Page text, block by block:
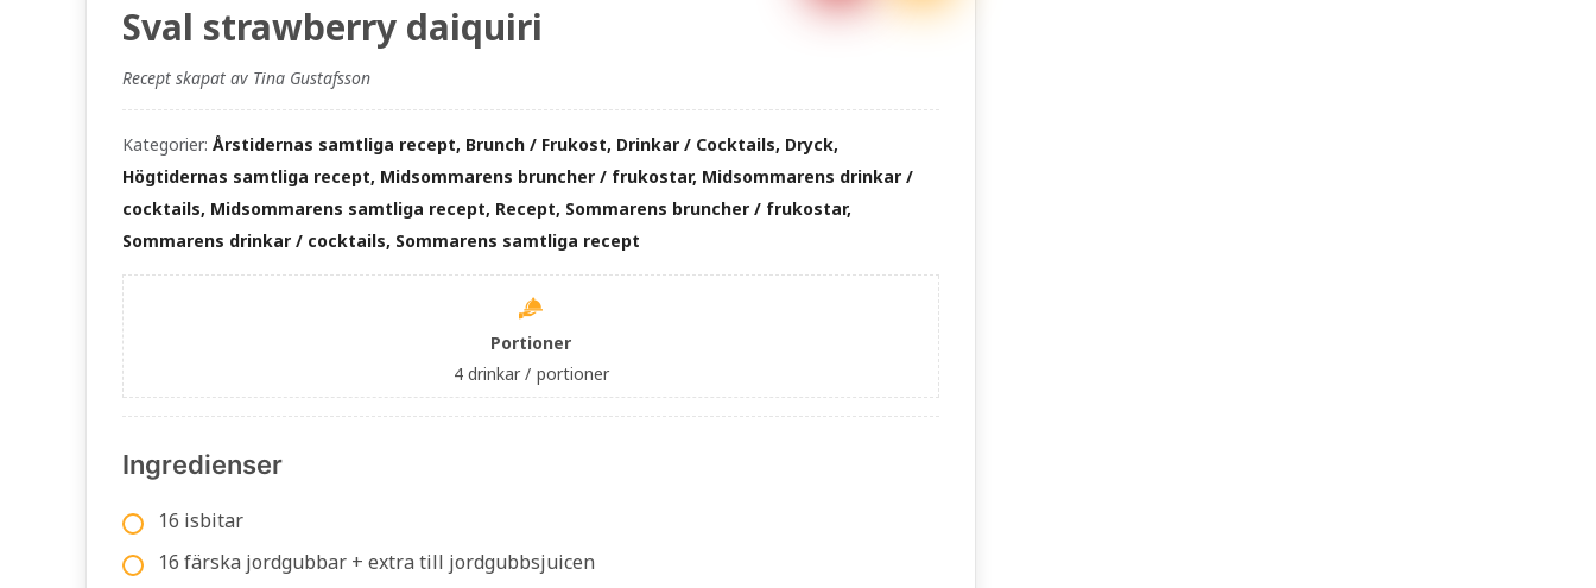
Sval strawberry daiquiri
Recept skapat av Tina Gustafsson
Kategorier: Årstidernas samtliga recept, Brunch / Frukost, Drinkar / Cocktails, Dryck,
Högtidernas samtliga recept, Midsommarens bruncher / frukostar, Midsommarens drinkar /
cocktails, Midsommarens samtliga recept, Recept, Sommarens bruncher / frukostar,
Sommarens drinkar / cocktails, Sommarens samtliga recept
Portioner
4 drinkar / portioner
Ingredienser
16 isbitar
16 färska jordgubbar + extra till jordgubbsjuicen